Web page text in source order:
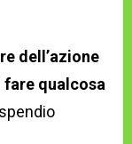
dell’azione
fare qualcosa